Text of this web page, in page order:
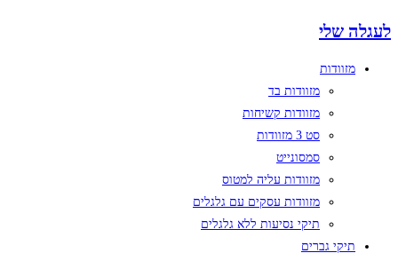
לעגלה שלי
מזוודות
מזוודות בד
מזוודות קשיחות
סט 3 מזוודות
סמסונייט
מזוודות עליה למטוס
מזוודות עסקים עם גלגלים
תיקי נסיעות ללא גלגלים
תיקי גברים